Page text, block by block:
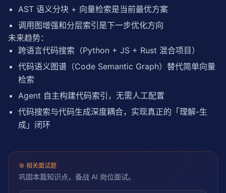
AST 语义分块 + 向量检索是当前最优方案
调用图增强和分层索引是下一步优化方向
未来趋势：
跨语言代码搜索（Python + JS + Rust 混合项目）
代码语义图谱（Code Semantic Graph）替代简单向量
检索
Agent 自主构建代码索引，无需人工配置
代码搜索与代码生成深度耦合，实现真正的「理解-生
成」闭环
🎯 相关面试题
巩固本篇知识点，备战 AI 岗位面试。